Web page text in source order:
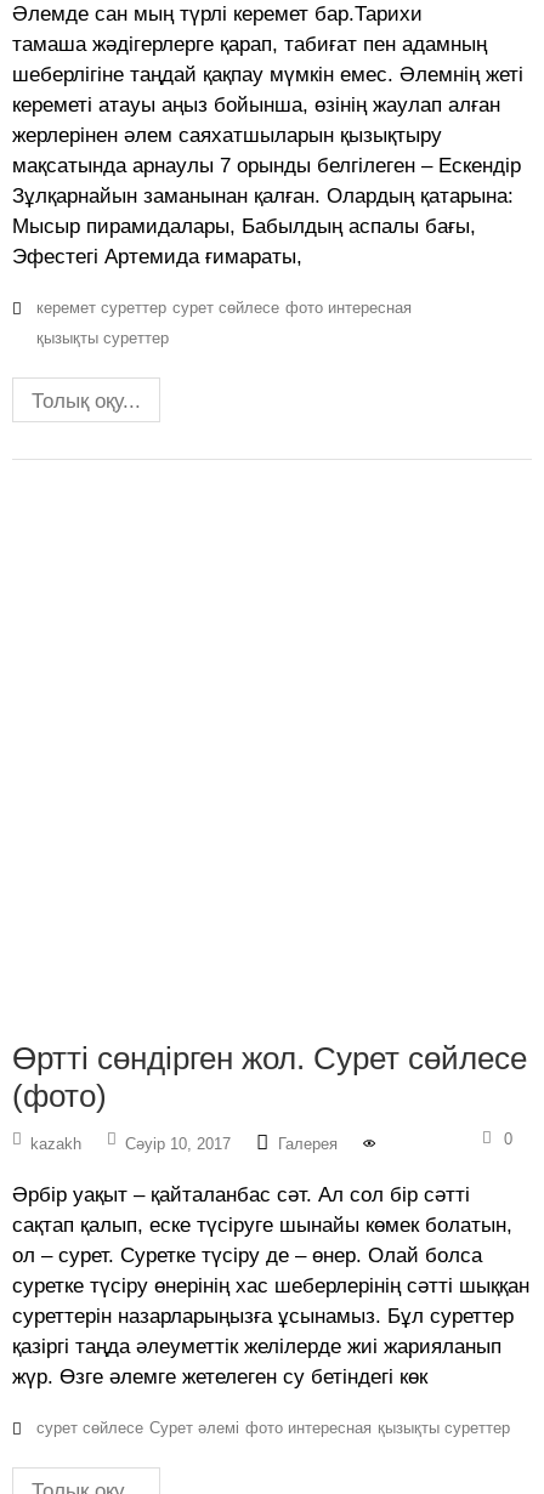
Әлемде сан мың түрлі керемет бар.Тарихи
тамаша жәдігерлерге қарап, табиғат пен адамның
шеберлігіне таңдай қақпау мүмкін емес. Әлемнің жеті
кереметі атауы аңыз бойынша, өзінің жаулап алған
жерлерінен әлем саяхатшыларын қызықтыру
мақсатында арнаулы 7 орынды белгілеген – Ескендір
Зұлқарнайын заманынан қалған. Олардың қатарына:
Мысыр пирамидалары, Бабылдың аспалы бағы,
Эфестегі Артемида ғимараты,
керемет суреттер сурет сөйлесе фото интересная
қызықты суреттер
Толық оқу...
Өртті сөндірген жол. Сурет сөйлесе
(фото)
kazakh Сәуір 10, 2017 Галерея 0
Әрбір уақыт – қайталанбас сәт. Ал сол бір сәтті
сақтап қалып, еске түсіруге шынайы көмек болатын,
ол – сурет. Суретке түсіру де – өнер. Олай болса
суретке түсіру өнерінің хас шеберлерінің сәтті шыққан
суреттерін назарларыңызға ұсынамыз. Бұл суреттер
қазіргі таңда әлеуметтік желілерде жиі жарияланып
жүр. Өзге әлемге жетелеген су бетіндегі көк
сурет сөйлесе Сурет әлемі фото интересная қызықты суреттер